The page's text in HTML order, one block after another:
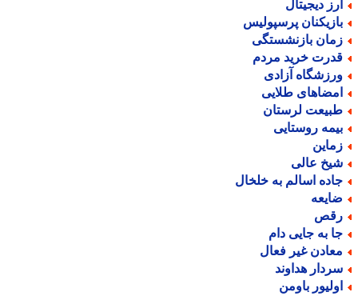
دیجیتال
پرسپولیس
بازنشستگی
خرید مردم
آزادی
طلایی
لرستان
روستایی
عالی
اسالم به خلخال
به جایی دام
غیر فعال
هداوند
باومن